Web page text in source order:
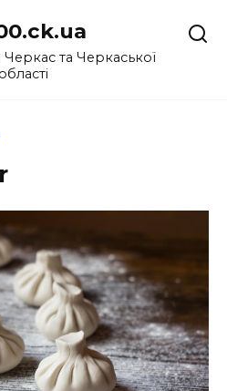
та Черкаської
області